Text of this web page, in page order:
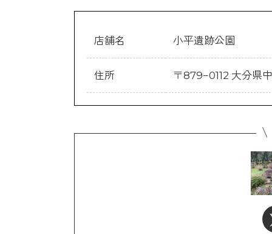
店舗名 小平遺跡公園
住所 〒879−0112 大分県